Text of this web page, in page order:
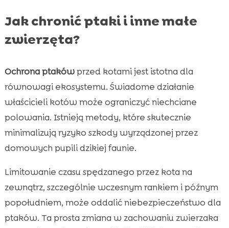
Jak chronić ptaki i inne małe
zwierzęta?
Ochrona ptakówprzed kotami jest istotna dla
równowagi ekosystemu. Świadome działanie
właścicieli kotów może ograniczyć niechciane
polowania. Istnieją metody, które skutecznie
minimalizują ryzyko szkody wyrządzonej przez
domowych pupili dzikiej faunie.
Limitowanie czasu spędzanego przez kota na
zewnątrz, szczególnie wczesnym rankiem i późnym
popołudniem, może oddalić niebezpieczeństwo dla
ptaków. Ta prosta zmiana w zachowaniu zwierzaka